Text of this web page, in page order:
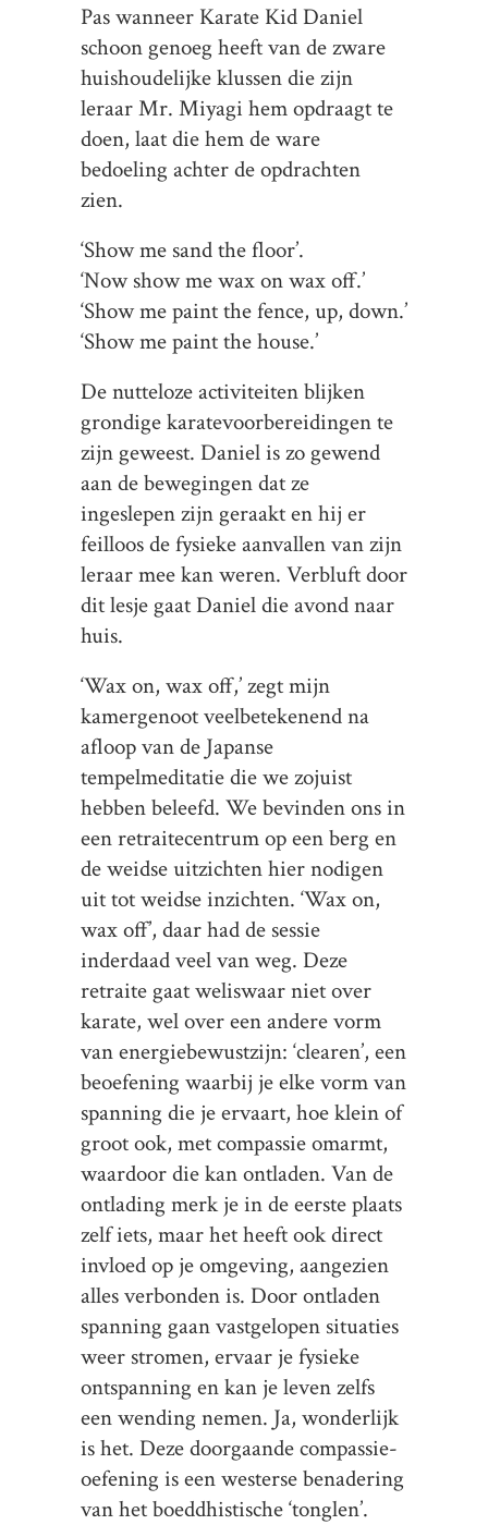
Pas wanneer Karate Kid Daniel
schoon genoeg heeft van de zware
huishoudelijke klussen die zijn
leraar Mr. Miyagi hem opdraagt te
doen, laat die hem de ware
bedoeling achter de opdrachten
zien.
‘Show me sand the floor’.
‘Now show me wax on wax off.’
‘Show me paint the fence, up, down.’
‘Show me paint the house.’
De nutteloze activiteiten blijken
grondige karatevoorbereidingen te
zijn geweest. Daniel is zo gewend
aan de bewegingen dat ze
ingeslepen zijn geraakt en hij er
feilloos de fysieke aanvallen van zijn
leraar mee kan weren. Verbluft door
dit lesje gaat Daniel die avond naar
huis.
‘Wax on, wax off,’ zegt mijn
kamergenoot veelbetekenend na
afloop van de Japanse
tempelmeditatie die we zojuist
hebben beleefd. We bevinden ons in
een retraitecentrum op een berg en
de weidse uitzichten hier nodigen
uit tot weidse inzichten. ‘Wax on,
wax off’, daar had de sessie
inderdaad veel van weg. Deze
retraite gaat weliswaar niet over
karate, wel over een andere vorm
van energiebewustzijn: ‘clearen’, een
beoefening waarbij je elke vorm van
spanning die je ervaart, hoe klein of
groot ook, met compassie omarmt,
waardoor die kan ontladen. Van de
ontlading merk je in de eerste plaats
zelf iets, maar het heeft ook direct
invloed op je omgeving, aangezien
alles verbonden is. Door ontladen
spanning gaan vastgelopen situaties
weer stromen, ervaar je fysieke
ontspanning en kan je leven zelfs
een wending nemen. Ja, wonderlijk
is het. Deze doorgaande compassie-
oefening is een westerse benadering
van het boeddhistische ‘tonglen’.